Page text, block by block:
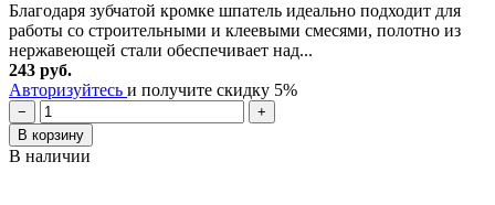
Благодаря зубчатой кромке шпатель идеально подходит для
работы со строительными и клеевыми смесями, полотно из
нержавеющей стали обеспечивает над...
243 руб.
Авторизуйтесь и получите скидку 5%
−
+
В корзину
В наличии